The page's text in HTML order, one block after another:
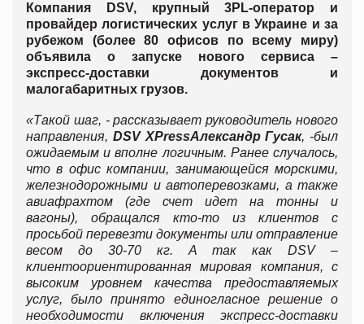
Компания DSV, крупный 3PL-оператор и
провайдер логистических услуг в Украине и за
рубежом (более 80 офисов по всему миру)
объявила о запуске нового сервиса –
экспресс-доставки документов и
малогабаритных грузов.
«Такой шаг, -рассказывает руководитель нового
направления, DSV XPressАлександр Гусак, -был
ожидаемым и вполне логичным. Ранее случалось,
что в офис компании, занимающейся морскими,
железнодорожными и автоперевозками, а также
авиафрахтом (где счет идет на тонны и
вагоны), обращался кто-то из клиентов с
просьбой перевезти документы или отправление
весом до 30-70 кг. А так какDSV–
клиентоориентированная мировая компания, с
высоким уровнем качества предоставляемых
услуг, было принято единогласное решение о
необходимости включения экспресс-доставки